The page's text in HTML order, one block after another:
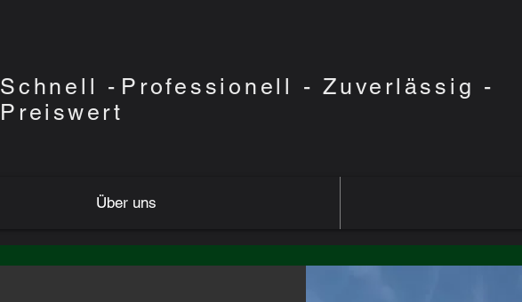
Schnell - Professionell - Zuverlässig -
Preiswert
Über uns